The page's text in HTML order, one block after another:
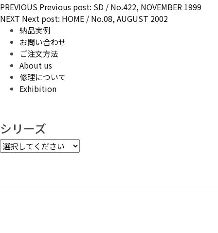
PREVIOUS Previous post: SD / No.422, NOVEMBER 1999
NEXT Next post: HOME / No.08, AUGUST 2002
納品実例
お問い合わせ
ご注文方法
About us
修理について
Exhibition
シリーズ